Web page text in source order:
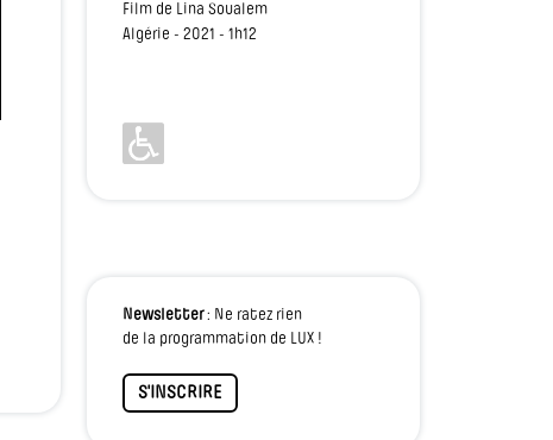
Film de Lina Soualem
Algérie - 2021 - 1h12
Newsletter: Ne ratez rien
de la programmation de LUX !
S'INSCRIRE